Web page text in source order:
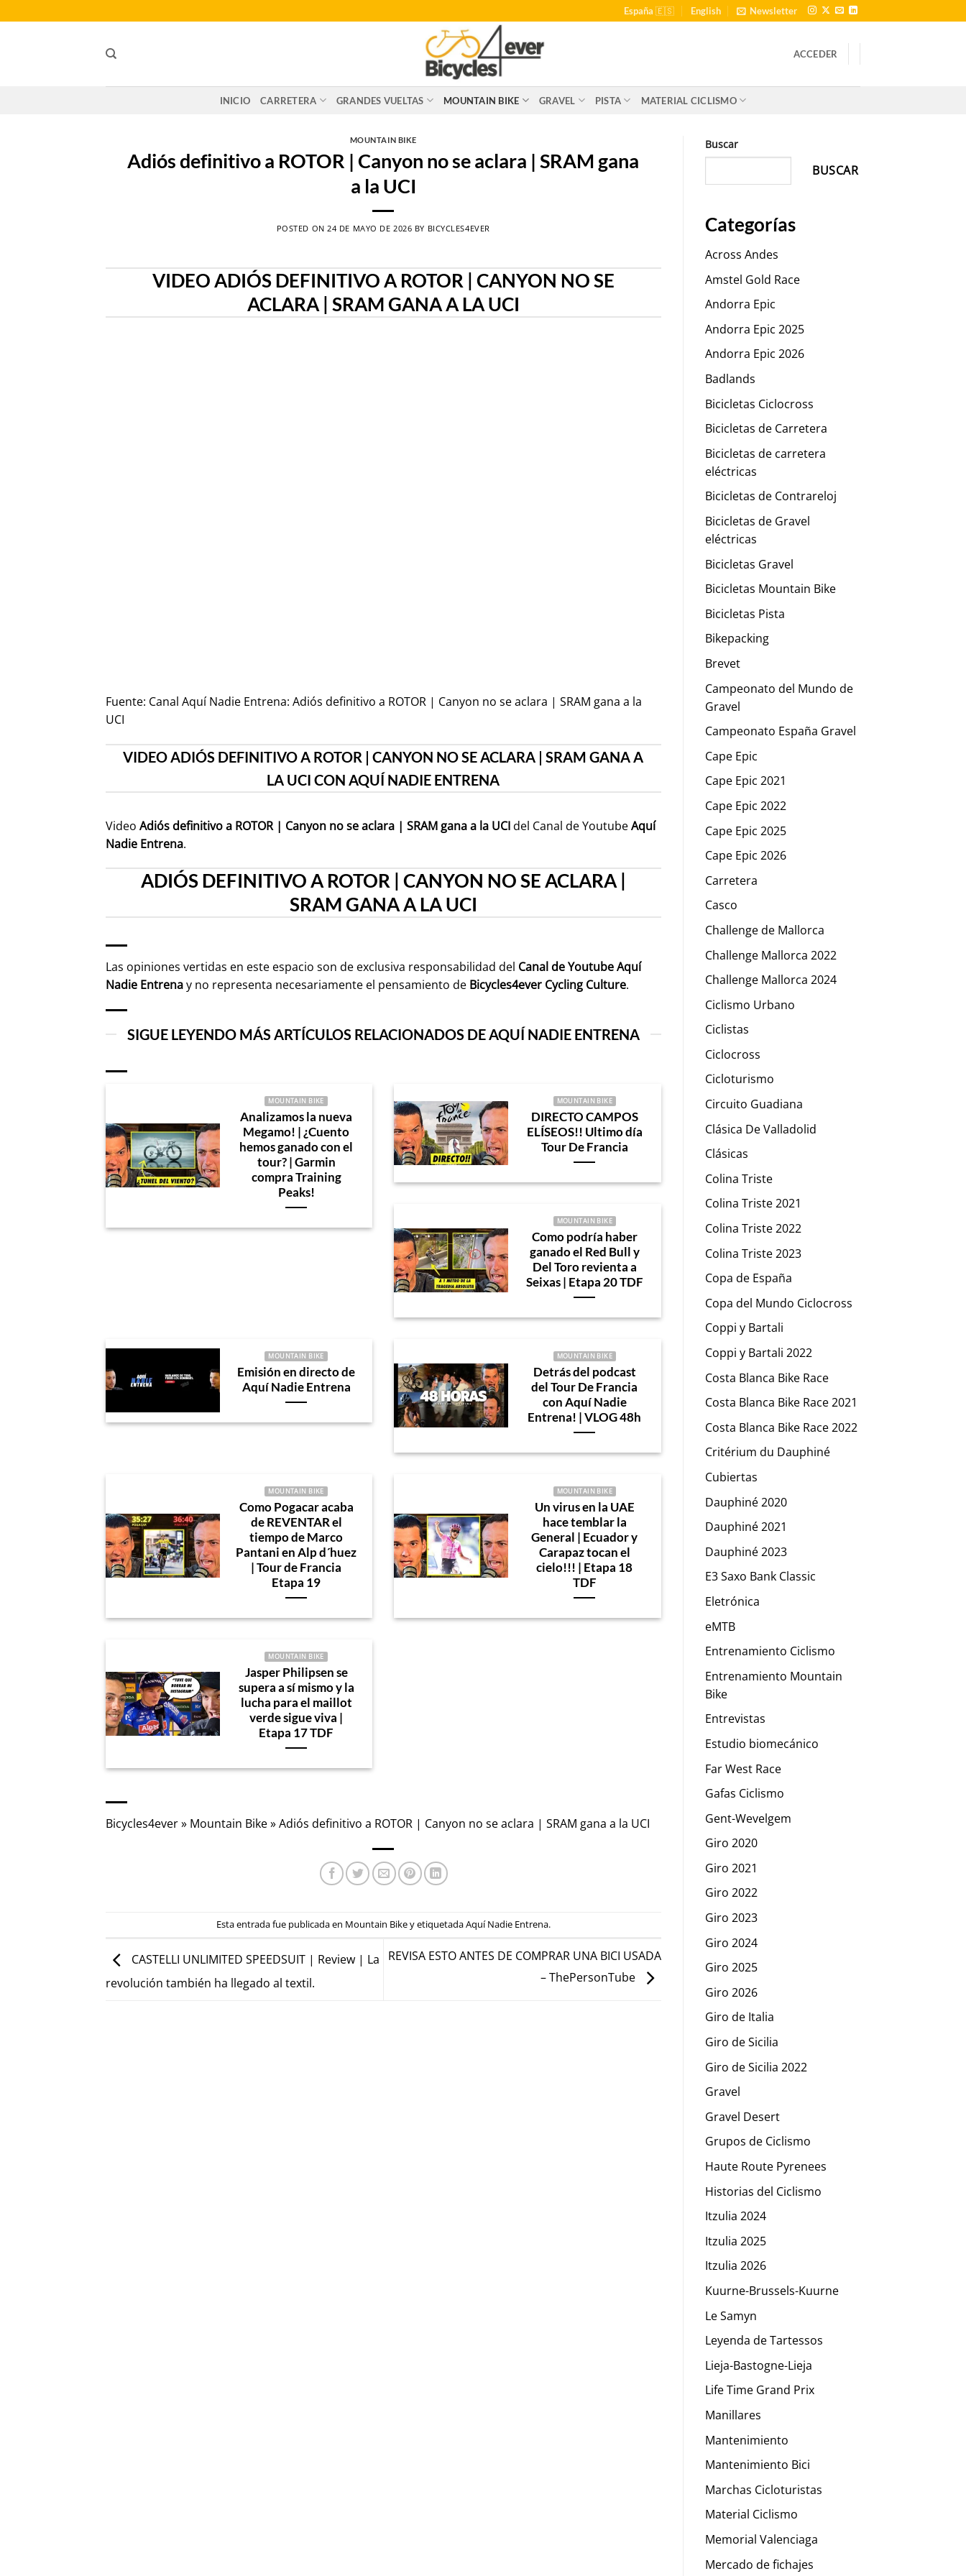
al
España 🇪🇸 English Newsletter
ACCEDER
INICIO CARRETERA GRANDES VUELTAS MOUNTAIN BIKE GRAVEL PISTA MATERIAL CICLISMO
MOUNTAIN BIKE
Adiós definitivo a ROTOR | Canyon no se aclara | SRAM gana
a la UCI
POSTED ON 24 DE MAYO DE 2026 BY BICYCLES4EVER
VIDEO ADIÓS DEFINITIVO A ROTOR | CANYON NO SE
ACLARA | SRAM GANA A LA UCI
Fuente: Canal Aquí Nadie Entrena: Adiós definitivo a ROTOR | Canyon no se aclara | SRAM gana a la
UCI
VIDEO ADIÓS DEFINITIVO A ROTOR | CANYON NO SE ACLARA | SRAM GANA A
LA UCI CON AQUÍ NADIE ENTRENA
Video Adiós definitivo a ROTOR | Canyon no se aclara | SRAM gana a la UCIdel Canal de YoutubeAquí
Nadie Entrena.
ADIÓS DEFINITIVO A ROTOR | CANYON NO SE ACLARA |
SRAM GANA A LA UCI
Las opiniones vertidas en este espacio son de exclusiva responsabilidad del Canal de YoutubeAquí
Nadie Entrenay no representa necesariamente el pensamiento de Bicycles4ever Cycling Culture.
SIGUE LEYENDO MÁS ARTÍCULOS RELACIONADOS DE AQUÍ NADIE ENTRENA
MOUNTAIN BIKE
Analizamos la nueva
Megamo! | ¿Cuento
hemos ganado con el
tour? | Garmin
compra Training
Peaks!
MOUNTAIN BIKE
DIRECTO CAMPOS
ELÍSEOS!! Ultimo día
Tour De Francia
MOUNTAIN BIKE
Como podría haber
ganado el Red Bull y
Del Toro revienta a
Seixas | Etapa 20 TDF
MOUNTAIN BIKE
Emisión en directo de
Aquí Nadie Entrena
MOUNTAIN BIKE
Detrás del podcast
del Tour De Francia
con Aquí Nadie
Entrena! | VLOG 48h
MOUNTAIN BIKE
Como Pogacar acaba
de REVENTAR el
tiempo de Marco
Pantani en Alp d´huez
| Tour de Francia
Etapa 19
MOUNTAIN BIKE
Un virus en la UAE
hace temblar la
General | Ecuador y
Carapaz tocan el
cielo!!! | Etapa 18
TDF
MOUNTAIN BIKE
Jasper Philipsen se
supera a sí mismo y la
lucha para el maillot
verde sigue viva |
Etapa 17 TDF
Bicycles4ever» Mountain Bike»Adiós definitivo a ROTOR | Canyon no se aclara | SRAM gana a la UCI
Esta entrada fue publicada en Mountain Bikey etiquetadaAquí Nadie Entrena.
CASTELLI UNLIMITED SPEEDSUIT | Review | La
revolución también ha llegado al textil.
REVISA ESTO ANTES DE COMPRAR UNA BICI USADA
– ThePersonTube
Buscar
BUSCAR
Categorías
Across Andes
Amstel Gold Race
Andorra Epic
Andorra Epic 2025
Andorra Epic 2026
Badlands
Bicicletas Ciclocross
Bicicletas de Carretera
Bicicletas de carretera
eléctricas
Bicicletas de Contrareloj
Bicicletas de Gravel
eléctricas
Bicicletas Gravel
Bicicletas Mountain Bike
Bicicletas Pista
Bikepacking
Brevet
Campeonato del Mundo de
Gravel
Campeonato España Gravel
Cape Epic
Cape Epic 2021
Cape Epic 2022
Cape Epic 2025
Cape Epic 2026
Carretera
Casco
Challenge de Mallorca
Challenge Mallorca 2022
Challenge Mallorca 2024
Ciclismo Urbano
Ciclistas
Ciclocross
Cicloturismo
Circuito Guadiana
Clásica De Valladolid
Clásicas
Colina Triste
Colina Triste 2021
Colina Triste 2022
Colina Triste 2023
Copa de España
Copa del Mundo Ciclocross
Coppi y Bartali
Coppi y Bartali 2022
Costa Blanca Bike Race
Costa Blanca Bike Race 2021
Costa Blanca Bike Race 2022
Critérium du Dauphiné
Cubiertas
Dauphiné 2020
Dauphiné 2021
Dauphiné 2023
E3 Saxo Bank Classic
Eletrónica
eMTB
Entrenamiento Ciclismo
Entrenamiento Mountain
Bike
Entrevistas
Estudio biomecánico
Far West Race
Gafas Ciclismo
Gent-Wevelgem
Giro 2020
Giro 2021
Giro 2022
Giro 2023
Giro 2024
Giro 2025
Giro 2026
Giro de Italia
Giro de Sicilia
Giro de Sicilia 2022
Gravel
Gravel Desert
Grupos de Ciclismo
Haute Route Pyrenees
Historias del Ciclismo
Itzulia 2024
Itzulia 2025
Itzulia 2026
Kuurne-Brussels-Kuurne
Le Samyn
Leyenda de Tartessos
Lieja-Bastogne-Lieja
Life Time Grand Prix
Manillares
Mantenimiento
Mantenimiento Bici
Marchas Cicloturistas
Material Ciclismo
Memorial Valenciaga
Mercado de fichajes